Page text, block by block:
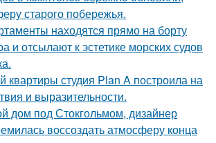
старого побережья.
находятся прямо на борту
и отсылают к эстетике морских судов
квартиры студия Plan A построила на
и выразительности.
дом под Стокгольмом, дизайнер
воссоздать атмосферу конца